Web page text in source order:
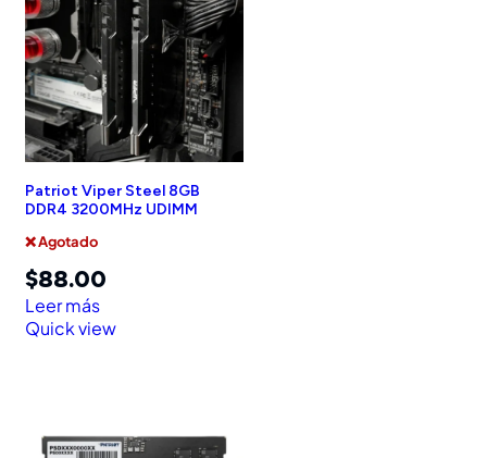
Patriot Viper Steel 8GB
DDR4 3200MHz UDIMM
❌ Agotado
$88.00
Leer más
Quick view